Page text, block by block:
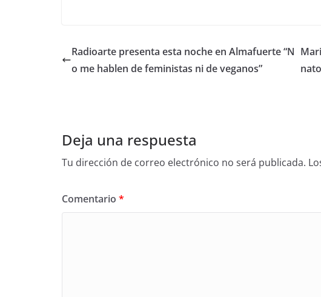
Radioarte presenta esta noche en Almafuerte “N
o me hablen de feministas ni de veganos”
Deja una respuesta
Tu dirección de correo electrónico no será publicada.
Comentario *